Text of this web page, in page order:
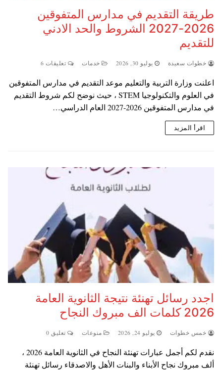
طريقة التقديم في مدارس المتفوقين
2026-2027 الشروط والحد الادني
للتقديم
خطوات سعيدة يوليو 30, 2026 خدمات تعليقات 6
اعلنت وزارة التربية والتعليم موعد التقديم في مدارس المتفوقين
في العلوم والتكنولوجيا STEM ، حيث نوضح لكم شروط التقديم
في مدارس المتفوقين 2026-2027 العام الدراسي…
اقرأ المزيد
اجدد رسائل تهنئة نتيجة الثانوية العامة
2026 كلمات الف مبروك النجاح
خمس خطوات يوليو 24, 2026 منوعات تعليق 0
نقدم لكم أجمل عبارات تهنئة النجاح في الثانوية العامة 2026 ،
ألف مبروك نجاح الأبناء والبنات الأهل والاصدقاء رسائل تهنئة